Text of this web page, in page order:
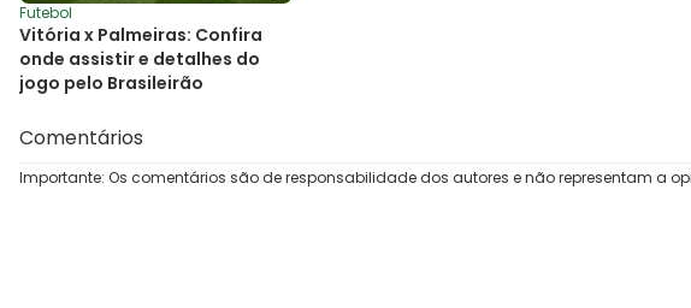
Futebol
Vitória x Palmeiras: Confira
onde assistir e detalhes do
jogo pelo Brasileirão
Comentários
Importante: Os comentários são de responsabilidade dos autores e não representam a